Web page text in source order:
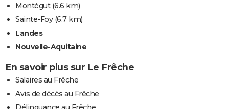
Montégut(6.6 km)
Sainte-Foy(6.7 km)
Landes
Nouvelle-Aquitaine
En savoir plus sur Le Frêche
Salaires au Frêche
Avis de décès au Frêche